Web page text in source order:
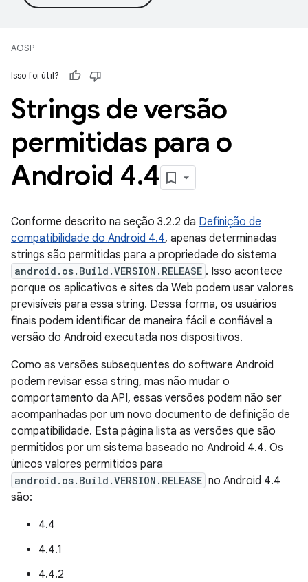
AOSP
Isso foi útil?
Strings de versão
permitidas para o
Android 4.4
Conforme descrito na seção 3.2.2 da Definição de
compatibilidade do Android 4.4, apenas determinadas
strings são permitidas para a propriedade do sistema
android.os.Build.VERSION.RELEASE . Isso acontece
porque os aplicativos e sites da Web podem usar valores
previsíveis para essa string. Dessa forma, os usuários
finais podem identificar de maneira fácil e confiável a
versão do Android executada nos dispositivos.
Como as versões subsequentes do software Android
podem revisar essa string, mas não mudar o
comportamento da API, essas versões podem não ser
acompanhadas por um novo documento de definição de
compatibilidade. Esta página lista as versões que são
permitidos por um sistema baseado no Android 4.4. Os
únicos valores permitidos para
android.os.Build.VERSION.RELEASE no Android 4.4
são:
4.4
4.4.1
4.4.2